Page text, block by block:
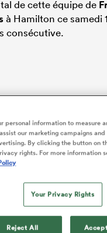
de cette équipe de
à Hamilton ce samedi
consécutive.
personal information to measure
our marketing campaigns
By clicking the button on
rights. For more information
Your Privacy Rights
Reject All